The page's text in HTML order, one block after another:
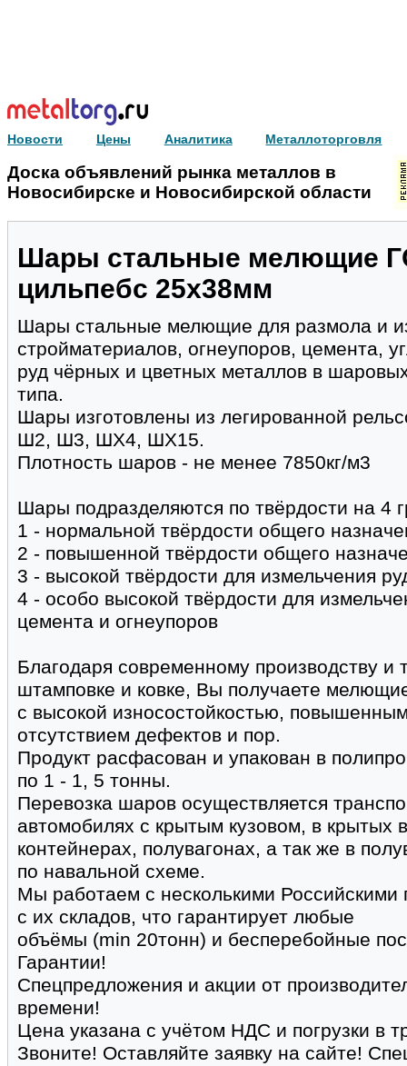
Новости Цены Аналитика Металлоторговля
Доска объявлений рынка металлов в
Новосибирске и Новосибирской области
Шары стальные мелющие
цильпебс 25х38мм
Шары стальные мелющие для размола и
стройматериалов, огнеупоров, цемента,
руд чёрных и цветных металлов в
типа.
Шары изготовлены из легированной
Ш2, Ш3, ШХ4, ШХ15.
Плотность шаров - не менее 7850кг/м3
Шары подразделяются по твёрдости на 4
1 - нормальной твёрдости общего
2 - повышенной твёрдости общего
3 - высокой твёрдости для измельчения
4 - особо высокой твёрдости для
цемента и огнеупоров
Благодаря современному производству и
штамповке и ковке, Вы получаете
с высокой износостойкостью,
отсутствием дефектов и пор.
Продукт расфасован и упакован в
по 1 - 1, 5 тонны.
Перевозка шаров осуществляется
автомобилях с крытым кузовом, в крытых
контейнерах, полувагонах, а так же в
по навальной схеме.
Мы работаем с несколькими
с их складов, что гарантирует любые
объёмы (min 20тонн) и бесперебойные
Гарантии!
Спецпредложения и акции от
времени!
Цена указана с учётом НДС и погрузки в
Звоните! Оставляйте заявку на сайте!